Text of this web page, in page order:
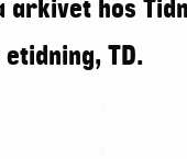
arkivet hos
TD.